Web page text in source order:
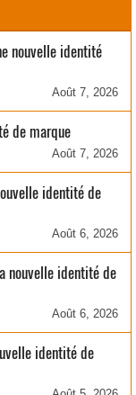
nouvelle identité
Août 7, 2026
de marque
Août 7, 2026
identité de
Août 6, 2026
nouvelle identité de
Août 6, 2026
identité de